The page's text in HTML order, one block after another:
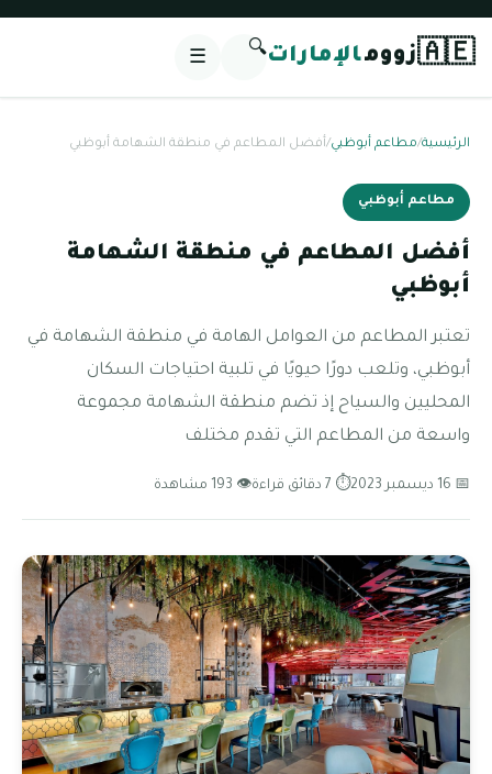
🇦🇪زوومالإمارات🔍
☰
الرئيسية/مطاعم أبوظبي/أفضل المطاعم في منطقة الشهامة أبوظبي
مطاعم أبوظبي
أفضل المطاعم في منطقة الشهامة
أبوظبي
تعتبر المطاعم من العوامل الهامة في منطقة الشهامة في
أبوظبي، وتلعب دورًا حيويًا في تلبية احتياجات السكان
المحليين والسياح إذ تضم منطقة الشهامة مجموعة
واسعة من المطاعم التي تقدم مختلف
📅 16 ديسمبر 2023 ⏱ 7 دقائق قراءة 👁 193 مشاهدة